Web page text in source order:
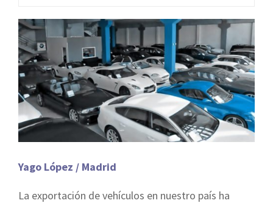
Yago López / Madrid
La exportación de vehículos en nuestro país ha